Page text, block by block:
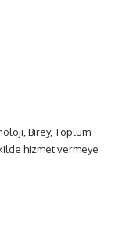
Birey, Toplum
hizmet vermeye